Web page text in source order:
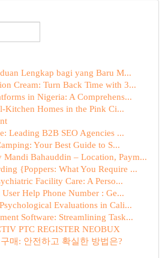
Lengkap bagi yang Baru M...
Cream: Turn Back Time with 3...
in Nigeria: A Comprehens...
Kitchen Homes in the Pink Ci...
Leading B2B SEO Agencies ...
Your Best Guide to S...
Mandi Bahauddin – Location, Paym...
{Poppers: What You Require ...
Facility Care: A Perso...
Help Phone Number : Ge...
Evaluations in Cali...
Software: Streamlining Task...
PTC REGISTER NEOBUX
매: 안전하고 확실한 방법은?